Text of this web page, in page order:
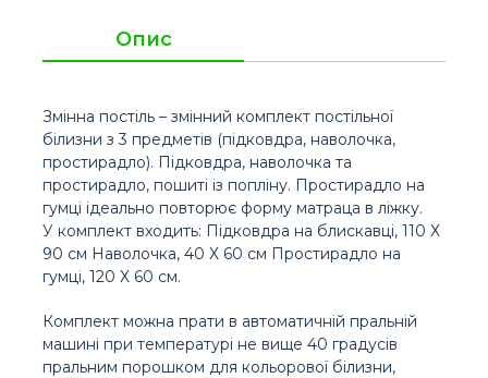
Опис
Змінна постіль – змінний комплект постільної
білизни з 3 предметів (підковдра, наволочка,
простирадло). Підковдра, наволочка та
простирадло, пошиті із попліну. Простирадло на
гумці ідеально повторює форму матраца в ліжку.
У комплект входить: Підковдра на блискавці, 110 Х
90 см Наволочка, 40 Х 60 см Простирадло на
гумці, 120 Х 60 см.
Комплект можна прати в автоматичній пральній
машині при температурі не вище 40 градусів
пральним порошком для кольорової білизни,